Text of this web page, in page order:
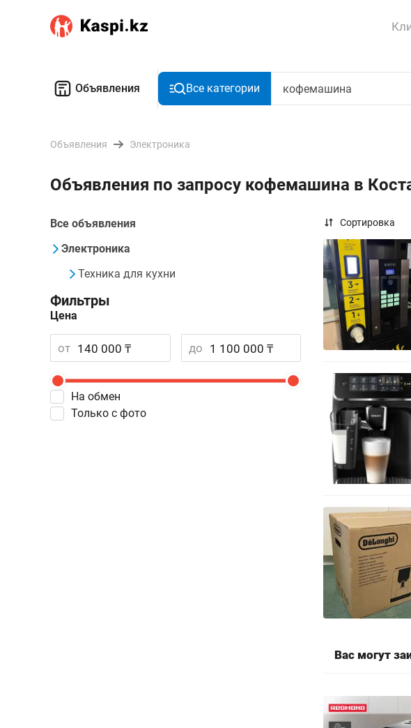
Объявления Все категории
Объявления Электроника
Объявления по запросу кофемашина в
Все объявления
Электроника
Техника для кухни
Фильтры
Цена
от до
На обмен
Только с фото
Сортировка
Вас могут